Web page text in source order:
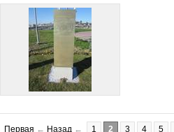
Первая ← Назад ← 1 2 3 4 5